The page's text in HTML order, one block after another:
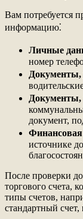
Вам потребуется
информацию⁚
Личные
номер
Документы,
Документы,
документ,
источнике
После проверки
торгового счета,
типы счетов,
стандартный